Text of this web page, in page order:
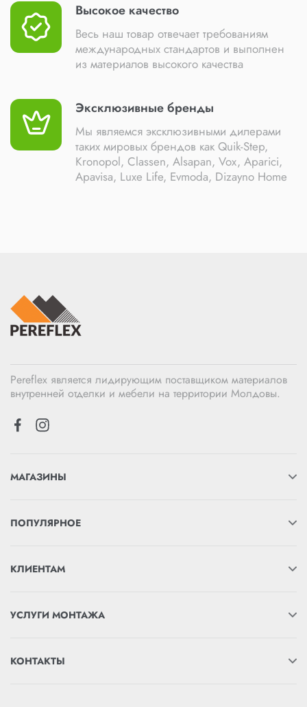
Высокое качество
Весь наш товар отвечает требованиям
международных стандартов и выполнен
из материалов высокого качества
Эксклюзивные бренды
Мы являемся эксклюзивными дилерами
таких мировых брендов как Quik-Step,
Kronopol, Classen, Alsapan, Vox, Aparici,
Apavisa, Luxe Life, Evmoda, Dizayno Home
Pereflex является лидирующим поставщиком материалов
внутренней отделки и мебели на территории Молдовы.
МАГАЗИНЫ
ПОПУЛЯРНОЕ
КЛИЕНТАМ
УСЛУГИ МОНТАЖА
КОНТАКТЫ